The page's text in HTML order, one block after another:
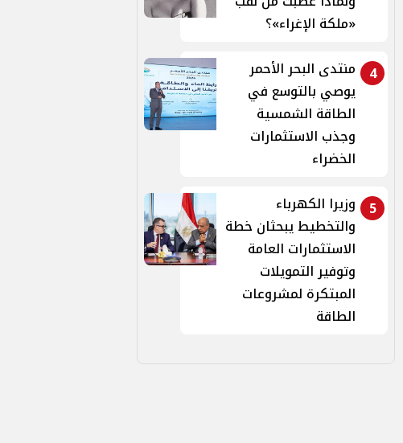
«ملكة الإغراء»؟
4
منتدى البحر الأحمر
يوصي بالتوسع في
الطاقة الشمسية
وجذب الاستثمارات
الخضراء
5
وزيرا الكهرباء
والتخطيط يبحثان خطة
الاستثمارات العامة
وتوفير التمويلات
المبتكرة لمشروعات
الطاقة